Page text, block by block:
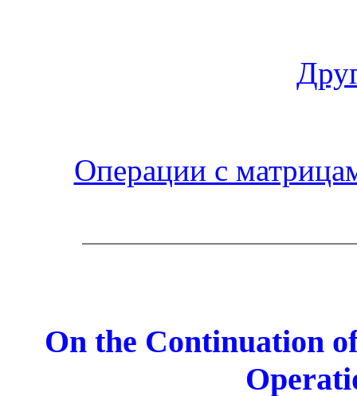
Операции с
On the Continuation